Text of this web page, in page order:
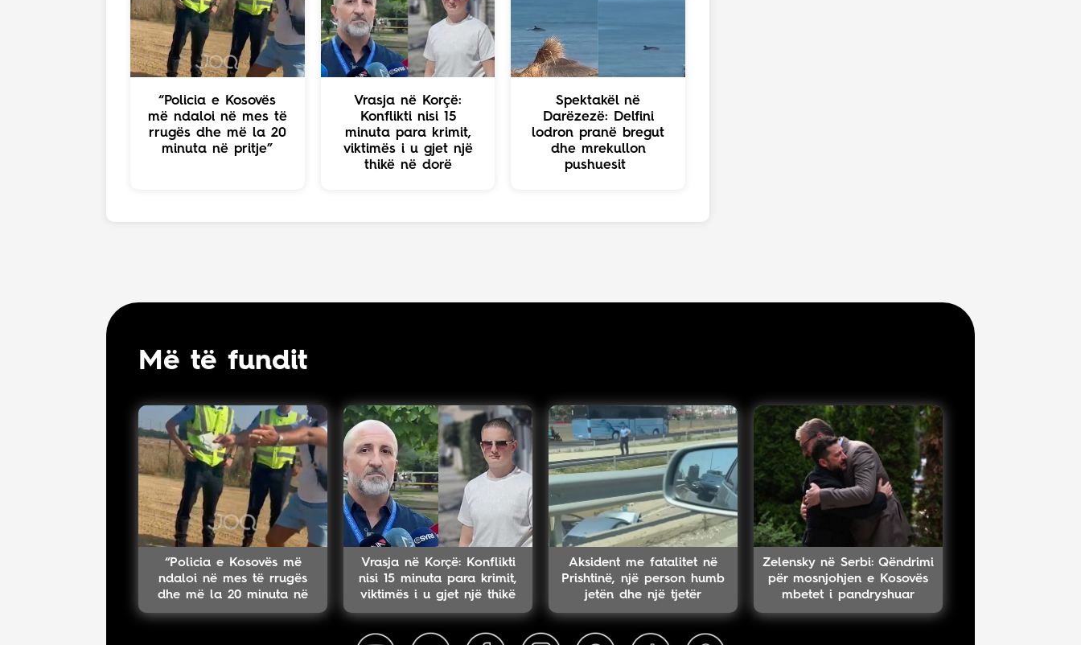
“Policia e Kosovës
më ndaloi në mes të
rrugës dhe më la 20
minuta në pritje”
Vrasja në Korçë:
Konflikti nisi 15
minuta para krimit,
viktimës i u gjet një
thikë në dorë
Spektakël në
Darëzezë: Delfini
lodron pranë bregut
dhe mrekullon
pushuesit
Më të fundit
“Policia e Kosovës më
ndaloi në mes të rrugës
dhe më la 20 minuta në
pritje”
Vrasja në Korçë: Konflikti
nisi 15 minuta para krimit,
viktimës i u gjet një thikë
në dorë
Aksident me fatalitet në
Prishtinë, një person humb
jetën dhe një tjetër
lëndohet
Zelensky në Serbi: Qëndrimi
për mosnjohjen e Kosovës
mbetet i pandryshuar